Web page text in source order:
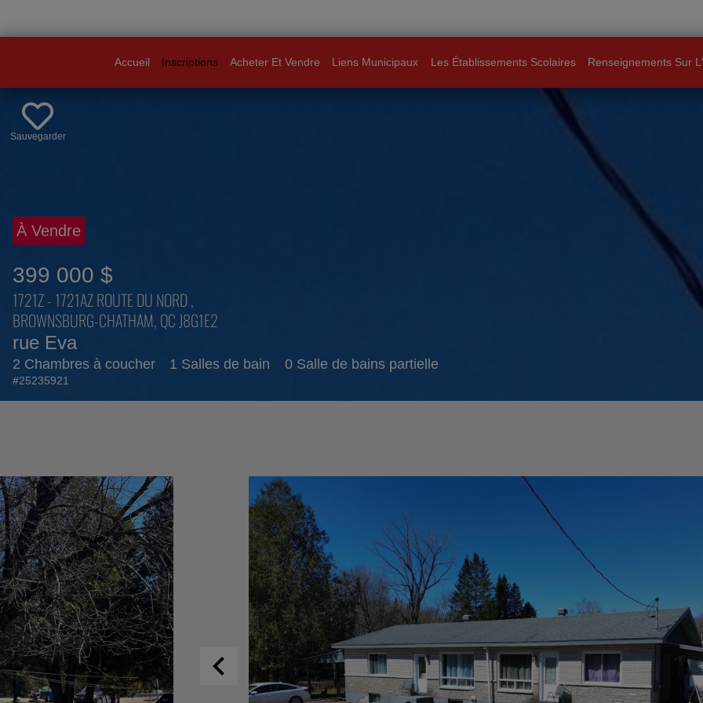
Accueil Inscriptions Acheter Et Vendre Liens Municipaux Les Établissements Scolaires Renseignements Sur
Sauvegarder
À Vendre
399 000 $
1721Z - 1721AZ ROUTE DU NORD ,
BROWNSBURG-CHATHAM, QC J8G1E2
rue Eva
2 Chambres à coucher 1 Salles de bain 0 Salle de bains partielle
#25235921
chevron_left